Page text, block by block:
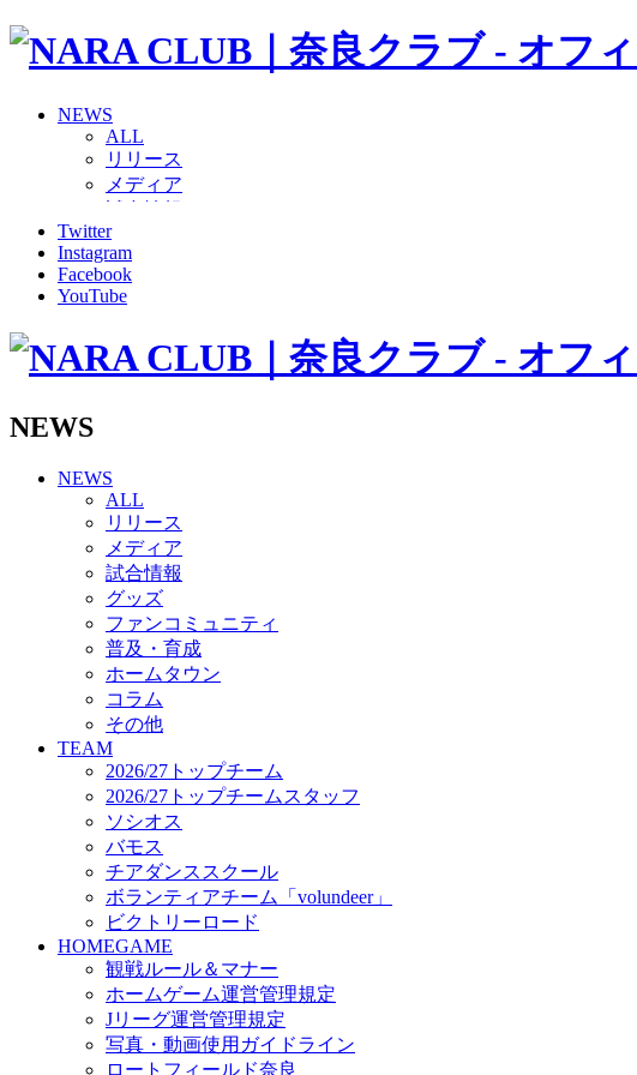
NEWS
ALL
リリース
メディア
グッズ
ファンコミュニティ
普及・育成
ホームタウン
その他
バモス
チアダンススクール
ボランティアチーム「volundeer」
ビクトリーロード
HOMEGAME
観戦ルール＆マナー
ホームゲーム運営管理規定
Jリーグ運営管理規定
写真・動画使用ガイドライン
ロートフィールド奈良
SCHEDULE
2026/27
練習見学時のファンサービスについて
TICKET
奈良クラブ明治安田J3リーグ2026/27シーズン試合観戦チケット
奈良クラブ明治安田Ｊ3リーグ 2026/27シーズン「鹿パス」
観戦ルール＆マナー
FANCOMMUNITY
2026/27ファンコミュニティ
サポートショップ
GOODS
オフィシャルストア（実店舗）
オンラインストア
ACADEMY
アカデミーについて
Twitter
Instagram
Facebook
YouTube
NEWS
NEWS
ALL
リリース
メディア
試合情報
グッズ
ファンコミュニティ
普及・育成
ホームタウン
コラム
その他
TEAM
2026/27トップチーム
2026/27トップチームスタッフ
ソシオス
バモス
チアダンススクール
ボランティアチーム「volundeer」
ビクトリーロード
HOMEGAME
観戦ルール＆マナー
ホームゲーム運営管理規定
Jリーグ運営管理規定
写真・動画使用ガイドライン
ロートフィールド奈良